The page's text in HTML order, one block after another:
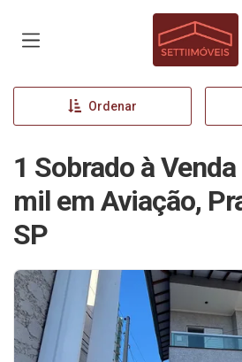
Página
Ordenar
1 Sobrado à
mil em Aviação,
SP